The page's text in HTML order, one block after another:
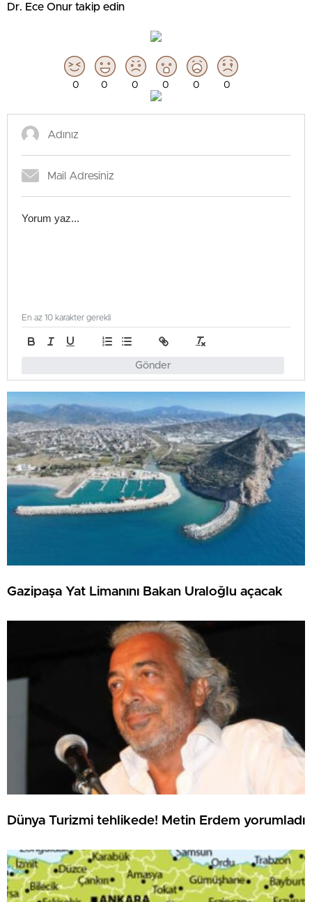
Dr. Ece Onur takip edin
0 0 0 0 0 0
Gönder
En az 10 karakter gerekli
Gazipaşa Yat Limanını Bakan Uraloğlu açacak
Dünya Turizmi tehlikede! Metin Erdem yorumladı